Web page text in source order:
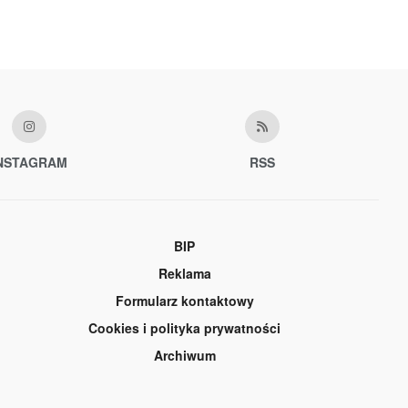
RSS
BIP
Reklama
Formularz kontaktowy
Cookies i polityka prywatności
Archiwum